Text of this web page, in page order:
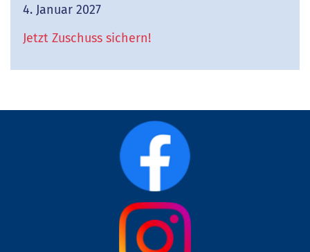
4. Januar 2027
Jetzt Zuschuss sichern!